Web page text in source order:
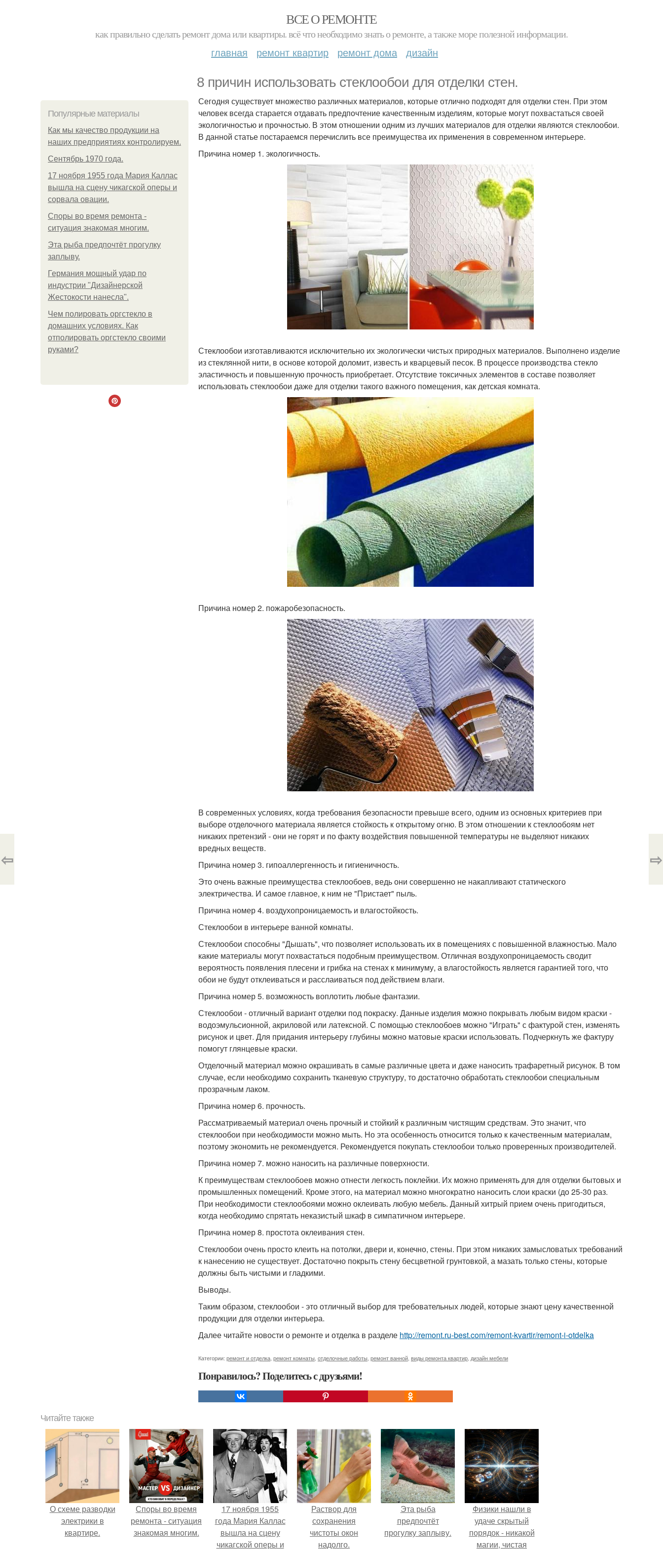
ВСЕ О РЕМОНТЕ
как правильно сделать ремонт дома или квартиры. всё что необходимо знать о ремонте, а также море полезной информации.
главная ремонт квартир ремонт дома дизайн
8 причин использовать стеклообои для отделки стен.
Популярные материалы
Как мы качество продукции на
наших предприятиях контролируем.
Сентябрь 1970 года.
17 ноября 1955 года Мария Каллас
вышла на сцену чикагской оперы и
сорвала овации.
Споры во время ремонта -
ситуация знакомая многим.
Эта рыба предпочтёт прогулку
заплыву.
Германия мощный удар по
индустрии "Дизайнерской
Жестокости нанесла".
Чем полировать оргстекло в
домашних условиях. Как
отполировать оргстекло своими
руками?
Сегодня существует множество различных материалов, которые отлично подходят для отделки стен. При этом
человек всегда старается отдавать предпочтение качественным изделиям, которые могут похвастаться своей
экологичностью и прочностью. В этом отношении одним из лучших материалов для отделки являются стеклообои.
В данной статье постараемся перечислить все преимущества их применения в современном интерьере.
Причина номер 1. экологичность.
Стеклообои изготавливаются исключительно их экологически чистых природных материалов. Выполнено изделие
из стеклянной нити, в основе которой доломит, известь и кварцевый песок. В процессе производства стекло
эластичность и повышенную прочность приобретает. Отсутствие токсичных элементов в составе позволяет
использовать стеклообои даже для отделки такого важного помещения, как детская комната.
Причина номер 2. пожаробезопасность.
В современных условиях, когда требования безопасности превыше всего, одним из основных критериев при
выборе отделочного материала является стойкость к открытому огню. В этом отношении к стеклообоям нет
никаких претензий - они не горят и по факту воздействия повышенной температуры не выделяют никаких
вредных веществ.
Причина номер 3. гипоаллергенность и гигиеничность.
Это очень важные преимущества стеклообоев, ведь они совершенно не накапливают статического
электричества. И самое главное, к ним не "Пристает" пыль.
Причина номер 4. воздухопроницаемость и влагостойкость.
Стеклообои в интерьере ванной комнаты.
Стеклообои способны "Дышать", что позволяет использовать их в помещениях с повышенной влажностью. Мало
какие материалы могут похвастаться подобным преимуществом. Отличная воздухопроницаемость сводит
вероятность появления плесени и грибка на стенах к минимуму, а влагостойкость является гарантией того, что
обои не будут отклеиваться и расслаиваться под действием влаги.
Причина номер 5. возможность воплотить любые фантазии.
Стеклообои - отличный вариант отделки под покраску. Данные изделия можно покрывать любым видом краски -
водоэмульсионной, акриловой или латексной. С помощью стеклообоев можно "Играть" с фактурой стен, изменять
рисунок и цвет. Для придания интерьеру глубины можно матовые краски использовать. Подчеркнуть же фактуру
помогут глянцевые краски.
Отделочный материал можно окрашивать в самые различные цвета и даже наносить трафаретный рисунок. В том
случае, если необходимо сохранить тканевую структуру, то достаточно обработать стеклообои специальным
прозрачным лаком.
Причина номер 6. прочность.
Рассматриваемый материал очень прочный и стойкий к различным чистящим средствам. Это значит, что
стеклообои при необходимости можно мыть. Но эта особенность относится только к качественным материалам,
поэтому экономить не рекомендуется. Рекомендуется покупать стеклообои только проверенных производителей.
Причина номер 7. можно наносить на различные поверхности.
К преимуществам стеклообоев можно отнести легкость поклейки. Их можно применять для для отделки бытовых и
промышленных помещений. Кроме этого, на материал можно многократно наносить слои краски (до 25-30 раз.
При необходимости стеклообоями можно оклеивать любую мебель. Данный хитрый прием очень пригодиться,
когда необходимо спрятать неказистый шкаф в симпатичном интерьере.
Причина номер 8. простота оклеивания стен.
Стеклообои очень просто клеить на потолки, двери и, конечно, стены. При этом никаких замысловатых требований
к нанесению не существует. Достаточно покрыть стену бесцветной грунтовкой, а мазать только стены, которые
должны быть чистыми и гладкими.
Выводы.
Таким образом, стеклообои - это отличный выбор для требовательных людей, которые знают цену качественной
продукции для отделки интерьера.
Далее читайте новости о ремонте и отделка в разделе http://remont.ru-best.com/remont-kvartir/remont-i-otdelka
Категории: ремонт и отделка ремонт комнаты отделочные работы ремонт ванной виды ремонта квартир дизайн мебели
Понравилось? Поделитесь с друзьями!
⇦ ⇨
Читайте также
О схеме разводки
электрики в
квартире.
Споры во время
ремонта - ситуация
знакомая многим.
17 ноября 1955
года Мария Каллас
вышла на сцену
чикагской оперы и
Раствор для
сохранения
чистоты окон
надолго.
Эта рыба
предпочтёт
прогулку заплыву.
Физики нашли в
удаче скрытый
порядок - никакой
магии, чистая